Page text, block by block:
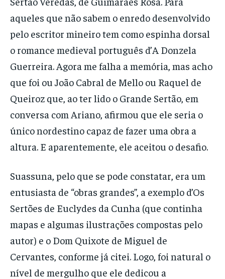
aqueles que não sabem o enredo desenvolvido
pelo escritor mineiro tem como espinha dorsal
o romance medieval português d’A Donzela
Guerreira. Agora me falha a memória, mas acho
que foi ou João Cabral de Mello ou Raquel de
Queiroz que, ao ter lido o Grande Sertão, em
conversa com Ariano, afirmou que ele seria o
único nordestino capaz de fazer uma obra a
altura. E aparentemente, ele aceitou o desafio.
Suassuna, pelo que se pode constatar, era um
entusiasta de “obras grandes”, a exemplo d’Os
Sertões de Euclydes da Cunha (que continha
mapas e algumas ilustrações compostas pelo
autor) e o Dom Quixote de Miguel de
Cervantes, conforme já citei. Logo, foi natural o
nível de mergulho que ele dedicou a